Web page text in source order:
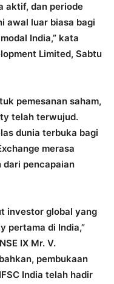
aktif, dan periode
awal luar biasa bagi
India,” kata
Limited, Sabtu
pemesanan saham,
telah terwujud.
dunia terbuka bagi
merasa
dari pencapaian
investor global yang
pertama di India,”
IX Mr. V.
pembukaan
India telah hadir